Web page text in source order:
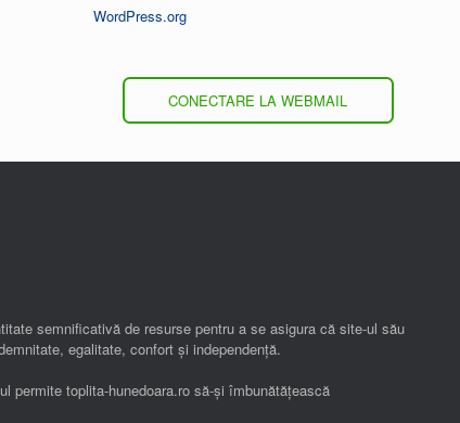
WordPress.org
CONECTARE LA WEBMAIL
semnificativă de resurse pentru a se asigura că site-ul său
egalitate, confort și independenţă.
permite toplita-hunedoara.ro să-și îmbunătățească